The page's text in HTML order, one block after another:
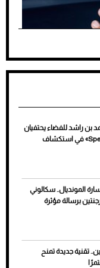
أشهر
بن راشد للفضاء يحتفيان
بإرث «Speedmaster» في استكشاف
المونديال.. سكالوني
برسالة مؤثرة
تقنية جديدة تمنح